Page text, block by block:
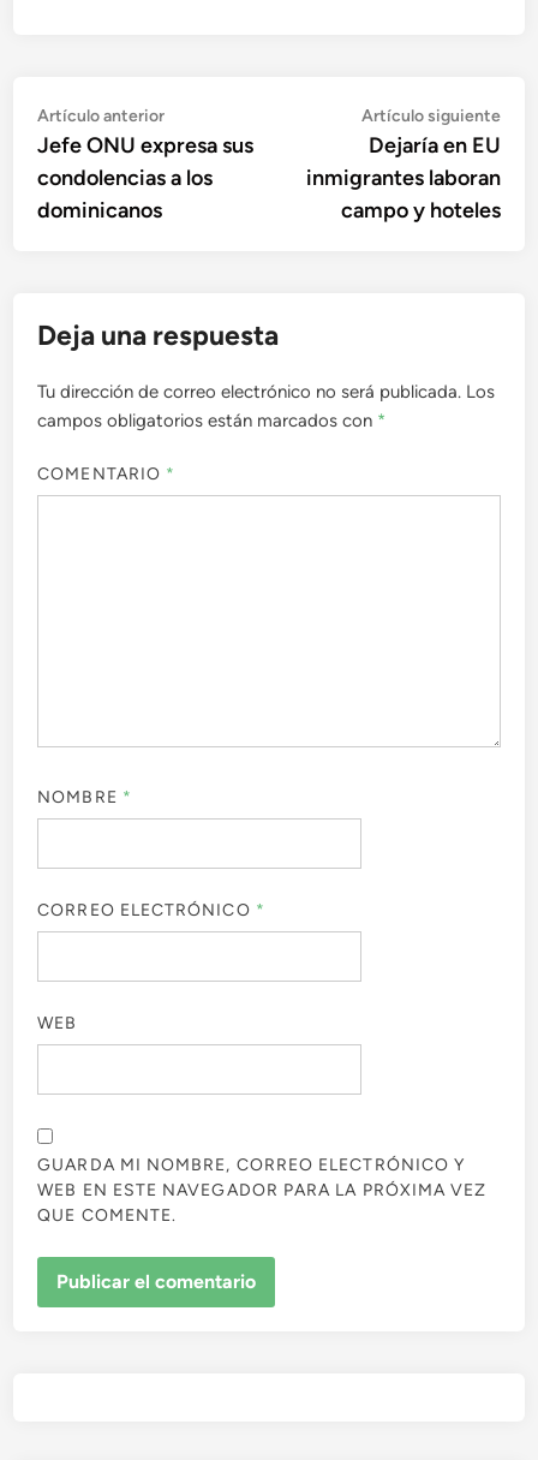
Navegación
de
entradas
Artículo anteriorArtículo
anterior:
Jefe ONU expresa sus
condolencias a los
dominicanos
Artículo siguiente
Dejaría en EU
inmigrantes laboran
campo y hoteles
Deja una respuesta
Tu dirección de correo electrónico no será publicada. Los
campos obligatorios están marcados con *
COMENTARIO *
NOMBRE *
CORREO ELECTRÓNICO *
WEB
GUARDA MI NOMBRE, CORREO ELECTRÓNICO Y
WEB EN ESTE NAVEGADOR PARA LA PRÓXIMA VEZ
QUE COMENTE.